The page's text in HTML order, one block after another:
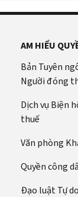
AM HIỂU
Bản Tuyên
Người đóng
Dịch vụ Biện
thuế
Văn phòng
Quyền công
Đạo luật Tự